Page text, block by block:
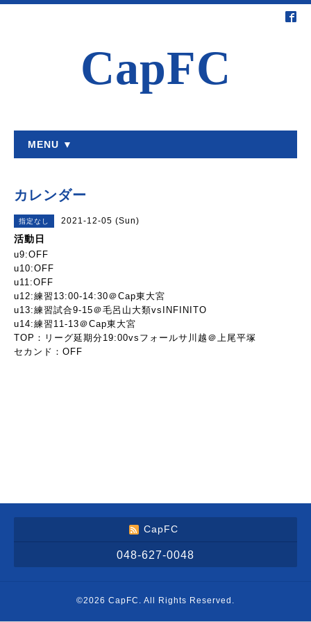
CapFC
MENU ▼
カレンダー
指定なし 2021-12-05 (Sun)
活動日
u9:OFF
u10:OFF
u11:OFF
u12:練習13:00-14:30＠Cap東大宮
u13:練習試合9-15＠毛呂山大類vsINFINITO
u14:練習11-13＠Cap東大宮
TOP：リーグ延期分19:00vsフォールサ川越＠上尾平塚
セカンド：OFF
CapFC
048-627-0048
©2026 CapFC . All Rights Reserved.